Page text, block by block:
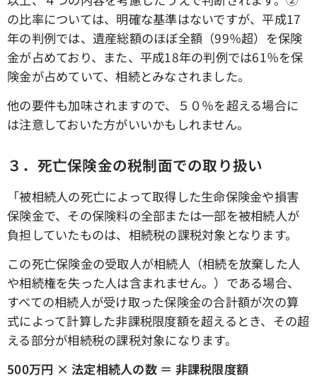
の比率については、明確な基準はないですが、平成17
年の判例では、遺産総額のほぼ全額（99％超）を保険
金が占めており、また、平成18年の判例では61％を保
険金が占めていて、相続とみなされました。
他の要件も加味されますので、５０％を超える場合に
は注意しておいた方がいいかもしれません。
３．死亡保険金の税制面での取り扱い
「被相続人の死亡によって取得した生命保険金や損害
保険金で、その保険料の全部または一部を被相続人が
負担していたものは、相続税の課税対象となります。
この死亡保険金の受取人が相続人（相続を放棄した人
や相続権を失った人は含まれません。）である場合、
すべての相続人が受け取った保険金の合計額が次の算
式によって計算した非課税限度額を超えるとき、その超
える部分が相続税の課税対象になります。
500万円 × 法定相続人の数 ＝ 非課税限度額